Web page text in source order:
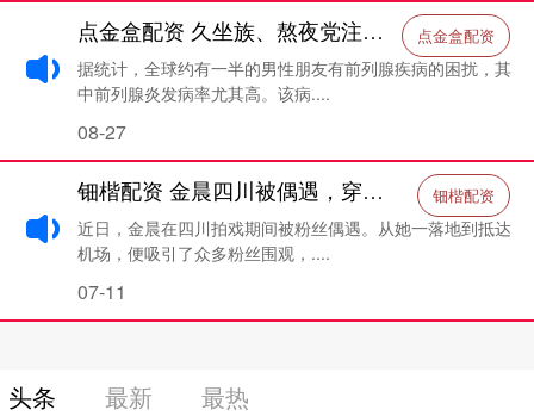
点金盒配资 久坐族、熬夜党注意了！前列腺炎最爱找这几类人，快看看有没有你 点金盒配资
据统计，全球约有一半的男性朋友有前列腺疾病的困扰，其
中前列腺炎发病率尤其高。该病....
08-27
钿楷配资 金晨四川被偶遇，穿睡衣背编织袋头顶还秃了，进商场遛狗好随意_显得_明星_形象 钿楷配资
近日，金晨在四川拍戏期间被粉丝偶遇。从她一落地到抵达
机场，便吸引了众多粉丝围观，....
07-11
头条 最新 最热